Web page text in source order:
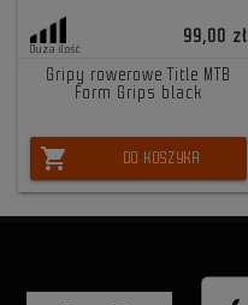
Duża ilość
99,00 zł
Gripy rowerowe Title MTB
Form Grips black
shopping_cart DO KOSZYKA